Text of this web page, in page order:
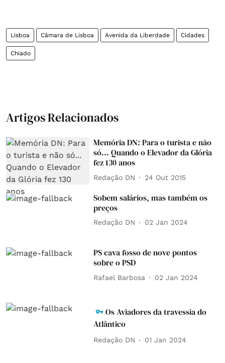
Lisboa Câmara de Lisboa Avenida da Liberdade Cidades
Chiado
Artigos Relacionados
Memória DN: Para o turista e não
só... Quando o Elevador da Glória
fez 130 anos
Redação DN 24 Out 2015
Sobem salários, mas também os
preços
Redação DN 02 Jan 2024
PS cava fosso de nove pontos
sobre o PSD
Rafael Barbosa 02 Jan 2024
Os Aviadores da travessia do
Atlântico
Redação DN 01 Jan 2024